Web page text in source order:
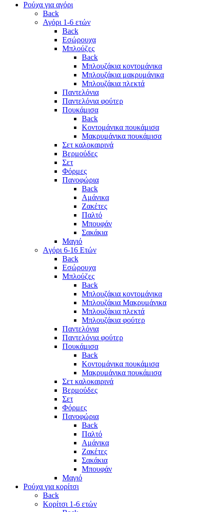
Ρούχα για αγόρι
Back
Αγόρι 1-6 ετών
Back
Εσώρουχα
Μπλούζες
Back
Μπλουζάκια κοντομάνικα
Μπλουζάκια μακρυμάνικα
Μπλουζάκια πλεκτά
Παντελόνια
Παντελόνια φούτερ
Πουκάμισα
Back
Κοντομάνικα πουκάμισα
Μακρυμάνικα πουκάμισα
Σετ καλοκαιρινά
Βερμούδες
Σετ
Φόρμες
Πανοφώρια
Back
Αμάνικα
Ζακέτες
Παλτό
Μπουφάν
Σακάκια
Μαγιό
Aγόρι 6-16 Ετών
Back
Eσώρουχα
Μπλούζες
Back
Μπλουζάκια κοντομάνικα
Μπλουζάκια Μακρυμάνικα
Μπλουζάκια πλεκτά
Μπλουζάκια φούτερ
Παντελόνια
Παντελόνια φούτερ
Πουκάμισα
Back
Κοντομάνικα πουκάμισα
Μακρυμάνικα πουκάμισα
Σετ καλοκαιρινά
Βερμούδες
Σετ
Φόρμες
Πανοφώρια
Back
Παλτό
Αμάνικα
Ζακέτες
Σακάκια
Μπουφάν
Μαγιό
Ρούχα για κορίτσι
Back
Κορίτσι 1-6 ετών